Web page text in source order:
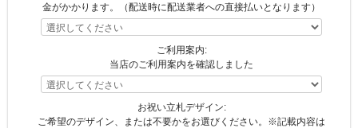
金がかかります。（配送時に配送業者への直接払いとなります）
ご利用案内:
当店のご利用案内を確認しました
お祝い立札デザイン:
ご希望のデザイン、または不要かをお選びください。※記載内容は